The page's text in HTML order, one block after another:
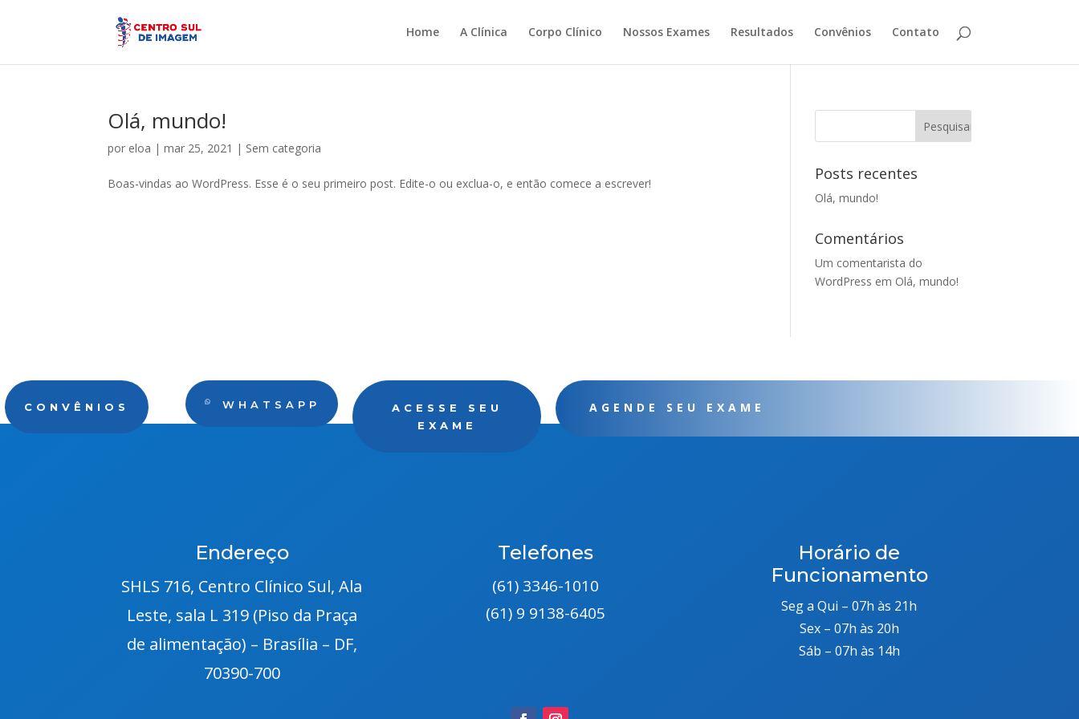
Home A Clínica Corpo Clínico Nossos Exames Resultados Convênios Contato
Olá, mundo!
por eloa |mar 25, 2021 | Sem categoria
Boas-vindas ao WordPress. Esse é o seu primeiro post. Edite-o ou exclua-o, e então comece a escrever!
Posts recentes
Olá, mundo!
Comentários
Um comentarista do
WordPress em Olá, mundo!
CONVÊNIOS WHATSAPP
ACESSE SEU
EXAME
AGENDE SEU EXAME
Endereço
SHLS 716, Centro Clínico Sul, Ala
Leste, sala L 319 (Piso da Praça
de alimentação) – Brasília – DF,
70390-700
Telefones
(61) 3346-1010
(61) 9 9138-6405
Horário de
Funcionamento
Seg a Qui – 07h às 21h
Sex – 07h às 20h
Sáb – 07h às 14h